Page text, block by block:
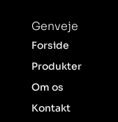
Genveje
Forside
Produkter
Om os
Kontakt